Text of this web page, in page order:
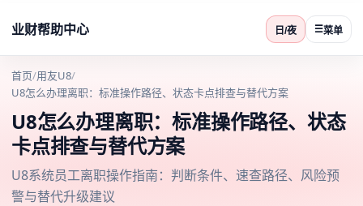
业财帮助中心 日/夜 ☰菜单
首页/用友U8/
U8怎么办理离职：标准操作路径、状态卡点排查与替代方案
U8怎么办理离职：标准操作路径、状态
卡点排查与替代方案
U8系统员工离职操作指南：判断条件、速查路径、风险预
警与替代升级建议